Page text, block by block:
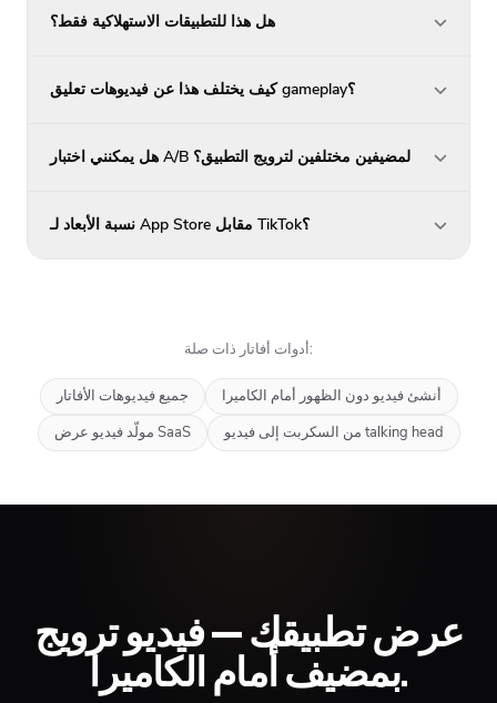
هل هذا للتطبيقات الاستهلاكية فقط؟
كيف يختلف هذا عن فيديوهات تعليق gameplay؟
هل يمكنني اختبار A/B لمضيفين مختلفين لترويج التطبيق؟
نسبة الأبعاد لـ App Store مقابل TikTok؟
أدوات أفاتار ذات صلة:
جميع فيديوهات الأفاتار
أنشئ فيديو دون الظهور أمام الكاميرا
مولّد فيديو عرض SaaS
من السكربت إلى فيديو talking head
عرض تطبيقك — فيديو ترويج
بمضيف أمام الكاميرا.